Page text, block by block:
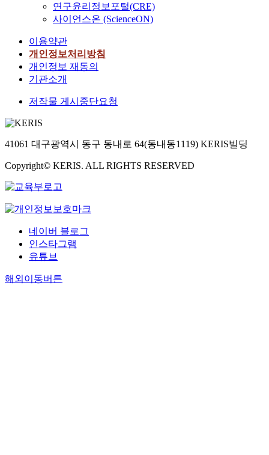
연구윤리정보포털(CRE)
사이언스온 (ScienceON)
이용약관
개인정보처리방침
개인정보 재동의
기관소개
저작물 게시중단요청
41061 대구광역시 동구 동내로 64(동내동1119) KERIS빌딩
Copyright© KERIS. ALL RIGHTS RESERVED
네이버 블로그
인스타그램
유튜브
해외이동버튼